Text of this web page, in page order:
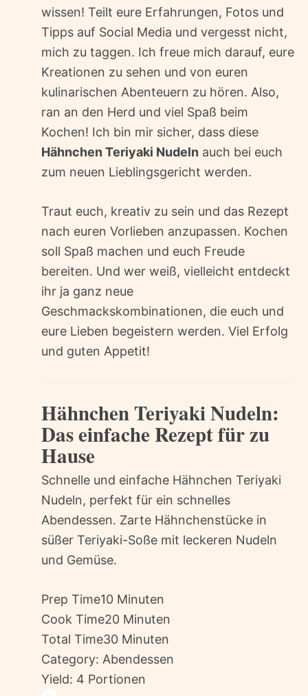
wissen! Teilt eure Erfahrungen, Fotos und
Tipps auf Social Media und vergesst nicht,
mich zu taggen. Ich freue mich darauf, eure
Kreationen zu sehen und von euren
kulinarischen Abenteuern zu hören. Also,
ran an den Herd und viel Spaß beim
Kochen! Ich bin mir sicher, dass diese
Hähnchen Teriyaki Nudeln auch bei euch
zum neuen Lieblingsgericht werden.
Traut euch, kreativ zu sein und das Rezept
nach euren Vorlieben anzupassen. Kochen
soll Spaß machen und euch Freude
bereiten. Und wer weiß, vielleicht entdeckt
ihr ja ganz neue
Geschmackskombinationen, die euch und
eure Lieben begeistern werden. Viel Erfolg
und guten Appetit!
Hähnchen Teriyaki Nudeln:
Das einfache Rezept für zu
Hause
Schnelle und einfache Hähnchen Teriyaki
Nudeln, perfekt für ein schnelles
Abendessen. Zarte Hähnchenstücke in
süßer Teriyaki-Soße mit leckeren Nudeln
und Gemüse.
Prep Time10 Minuten
Cook Time20 Minuten
Total Time30 Minuten
Category: Abendessen
Yield: 4 Portionen